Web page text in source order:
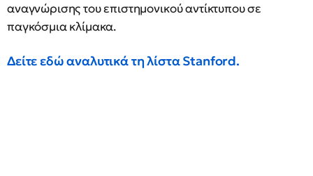
αναγνώρισης του επιστημονικού αντίκτυπου σε
παγκόσμια κλίμακα.
Δείτε εδώ αναλυτικά τη λίσταStanford.